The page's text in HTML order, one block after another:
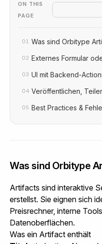
ON THIS
PAGE
01 Was sind Orbitype
02 Externes Formular
03 UI mit Backend-
04 Veröffentlichen,
05 Best Practices &
Was sind Orbitype
Artifacts sind interaktive
erstellst. Sie eignen sich
Preisrechner, interne
Datenoberflächen.
Was ein Artifact enthält